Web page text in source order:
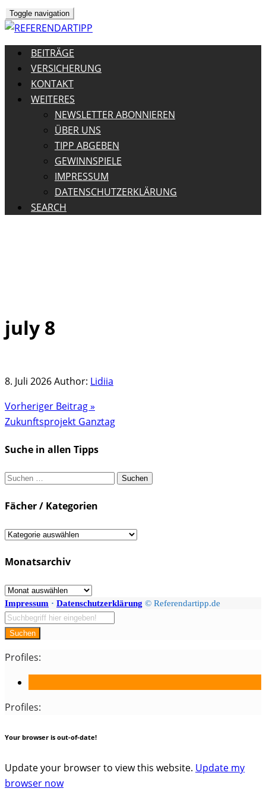
Toggle navigation
BEITRÄGE
VERSICHERUNG
KONTAKT
WEITERES
NEWSLETTER ABONNIEREN
ÜBER UNS
TIPP ABGEBEN
GEWINNSPIELE
IMPRESSUM
DATENSCHUTZERKLÄRUNG
SEARCH
Skip
to
july 8
8. Juli 2026Author: Lidiia
Vorheriger Beitrag »
Zukunftsprojekt Ganztag
Suche in allen Tipps
Suchen
Fächer / Kategorien
Fächer
Kategorien
Monatsarchiv
Monatsarchiv
Impressum · Datenschutzerklärung © Referendartipp.de
Suchen
Profiles:
Profiles:
Your browser is out-of-date!
Update your browser to view this website. Update my
browser now